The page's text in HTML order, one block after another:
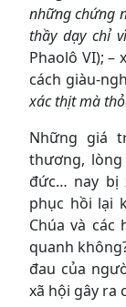
những chứng
thầy dạy chỉ
Phaolô VI); –
cách giàu-
xác thịt mà
Những giá
thương,
đức… nay bị
phục hồi lại
Chúa và các
quanh
đau của
xã hội gây ra